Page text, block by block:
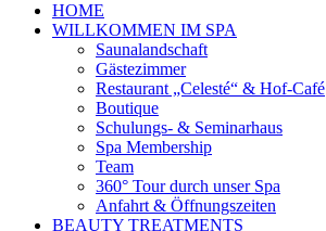
HOME
WILLKOMMEN IM SPA
Saunalandschaft
Gästezimmer
Restaurant „Celesté“ & Hof-Café
Boutique
Schulungs- & Seminarhaus
Spa Membership
Team
360° Tour durch unser Spa
Anfahrt & Öffnungszeiten
BEAUTY TREATMENTS